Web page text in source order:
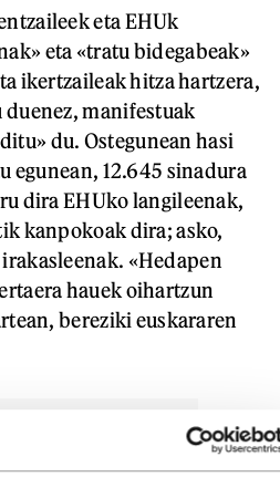
eta EHUk
eta «tratu bidegabeak»
ikertzaileak hitza hartzera,
manifestuak
du. Ostegunean hasi
egunean, 12.645 sinadura
dira EHUko langileenak,
kanpokoak dira; asko,
«Hedapen
hauek oihartzun
bereziki euskararen